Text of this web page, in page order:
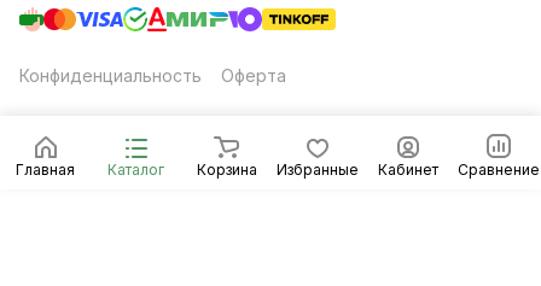
Главная Каталог Корзина Избранные Кабинет Сравнение
Конфиденциальность Оферта